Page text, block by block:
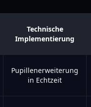
Technische
Implementierung
Pupillenerweiterung
in Echtzeit